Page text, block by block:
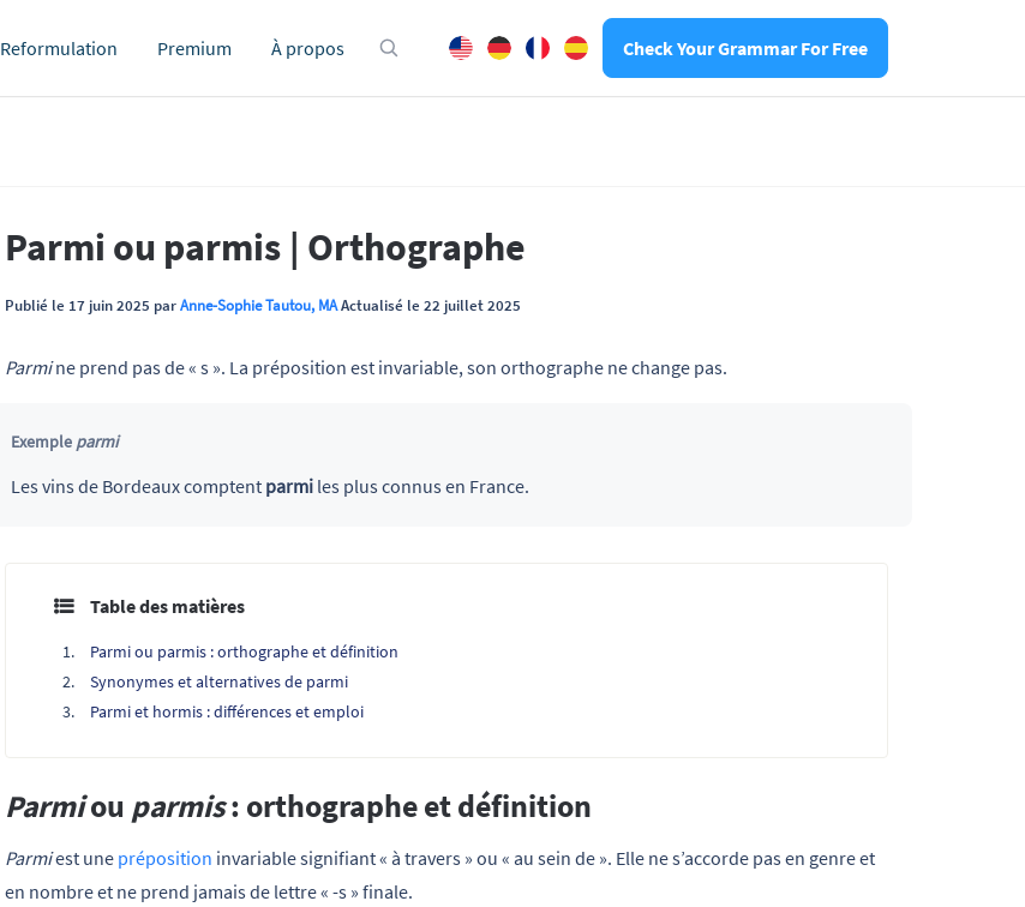
Reformulation Premium À propos Check Your Grammar For Free
Parmi ou parmis | Orthographe
Publié le 17 juin 2025 parAnne-Sophie Tautou, MAActualisé le 22 juillet 2025
Parmine prend pas de « s ». La préposition est invariable, son orthographe ne change pas.
Exemple parmi
Les vins de Bordeaux comptent parmiles plus connus en France.
Table des matières
Parmi ou parmis : orthographe et définition
Synonymes et alternatives de parmi
Parmi et hormis : différences et emploi
Parmiou parmis: orthographe et définition
Parmiest une préposition invariable signifiant « à travers » ou « au sein de ». Elle ne s’accorde pas en genre et
en nombre et ne prend jamais de lettre « -s » finale.